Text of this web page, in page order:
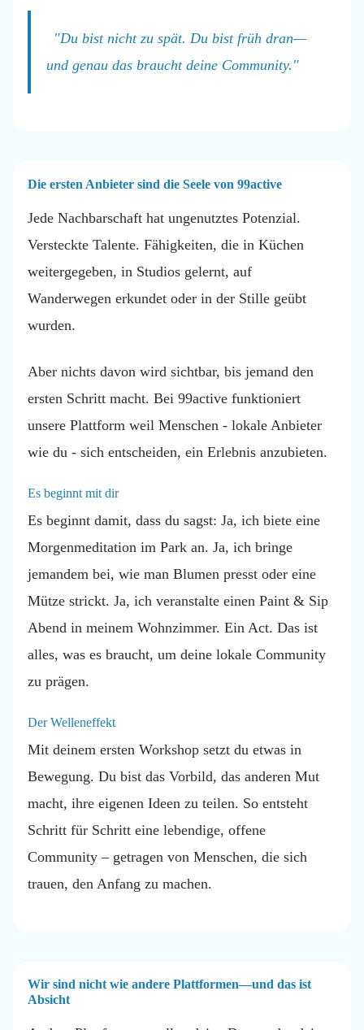
"Du bist nicht zu spät. Du bist früh dran—
und genau das braucht deine Community."
Die ersten Anbieter sind die Seele von 99active
Jede Nachbarschaft hat ungenutztes Potenzial.
Versteckte Talente. Fähigkeiten, die in Küchen
weitergegeben, in Studios gelernt, auf
Wanderwegen erkundet oder in der Stille geübt
wurden.
Aber nichts davon wird sichtbar, bis jemand den
ersten Schritt macht. Bei 99active funktioniert
unsere Plattform weil Menschen - lokale Anbieter
wie du - sich entscheiden, ein Erlebnis anzubieten.
Es beginnt mit dir
Es beginnt damit, dass du sagst: Ja, ich biete eine
Morgenmeditation im Park an. Ja, ich bringe
jemandem bei, wie man Blumen presst oder eine
Mütze strickt. Ja, ich veranstalte einen Paint & Sip
Abend in meinem Wohnzimmer. Ein Act. Das ist
alles, was es braucht, um deine lokale Community
zu prägen.
Der Welleneffekt
Mit deinem ersten Workshop setzt du etwas in
Bewegung. Du bist das Vorbild, das anderen Mut
macht, ihre eigenen Ideen zu teilen. So entsteht
Schritt für Schritt eine lebendige, offene
Community – getragen von Menschen, die sich
trauen, den Anfang zu machen.
Wir sind nicht wie andere Plattformen—und das ist
Absicht